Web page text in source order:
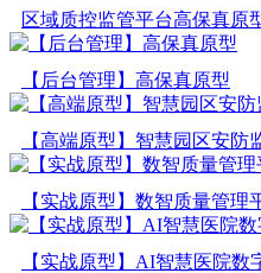
区域质控监管平台高保真原
【后台管理】高保真原型
【高端原型】智慧园区安
【实战原型】数智质量管
【实战原型】AI智慧医院数